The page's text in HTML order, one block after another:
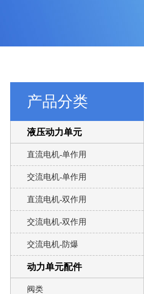
产品分类
液压动力单元
直流电机-单作用
交流电机-单作用
直流电机-双作用
交流电机-双作用
交流电机-防爆
动力单元配件
阀类